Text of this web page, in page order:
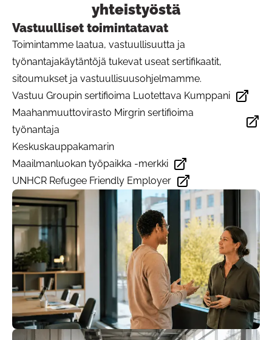
yhteistyöstä
Vastuulliset toimintatavat
Toimintamme laatua, vastuullisuutta ja
työnantajakäytäntöjä tukevat useat sertifikaatit,
sitoumukset ja vastuullisuusohjelmamme.
Vastuu Groupin sertifioima Luotettava Kumppani
Avautuu uudessa välilehdessä
Maahanmuuttovirasto Mirgrin sertifioima
työnantaja
Avautuu uudessa välilehdessä
Keskuskauppakamarin
Maailmanluokan työpaikka -merkki
Avautuu uudessa välilehdessä
UNHCR Refugee Friendly Employer
Avautuu uudessa välilehdessä